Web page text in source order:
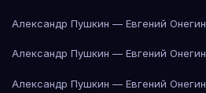
Александр Пушкин — Евгений Онегин
Александр Пушкин — Евгений Онегин
Александр Пушкин — Евгений Онегин